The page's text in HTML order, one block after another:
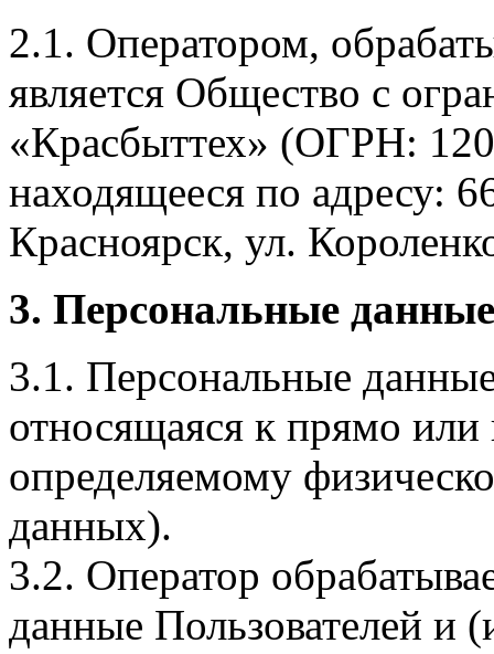
2.1. Оператором,
является Общество с
«Красбыттех» (ОГРН:
находящееся по адресу:
Красноярск, ул.
3. Персональные
3.1. Персональные
относящаяся к прямо
определяемому
данных).
3.2. Оператор
данные Пользователей и